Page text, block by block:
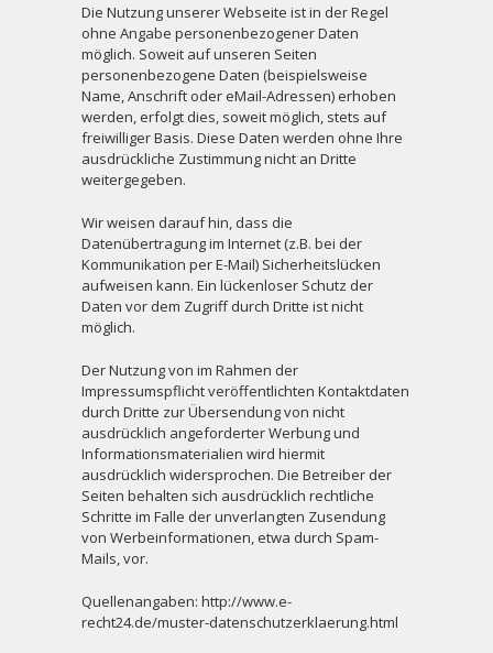
Die Nutzung unserer Webseite ist in der Regel
ohne Angabe personenbezogener Daten
möglich. Soweit auf unseren Seiten
personenbezogene Daten (beispielsweise
Name, Anschrift oder eMail-Adressen) erhoben
werden, erfolgt dies, soweit möglich, stets auf
freiwilliger Basis. Diese Daten werden ohne Ihre
ausdrückliche Zustimmung nicht an Dritte
weitergegeben.
Wir weisen darauf hin, dass die
Datenübertragung im Internet (z.B. bei der
Kommunikation per E-Mail) Sicherheitslücken
aufweisen kann. Ein lückenloser Schutz der
Daten vor dem Zugriff durch Dritte ist nicht
möglich.
Der Nutzung von im Rahmen der
Impressumspflicht veröffentlichten Kontaktdaten
durch Dritte zur Übersendung von nicht
ausdrücklich angeforderter Werbung und
Informationsmaterialien wird hiermit
ausdrücklich widersprochen. Die Betreiber der
Seiten behalten sich ausdrücklich rechtliche
Schritte im Falle der unverlangten Zusendung
von Werbeinformationen, etwa durch Spam-
Mails, vor.
Quellenangaben: http://www.e-
recht24.de/muster-datenschutzerklaerung.html